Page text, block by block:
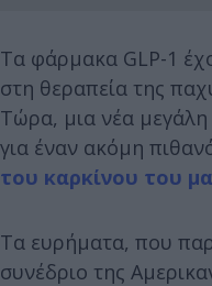
Τα φάρμακα GLP-1
στη θεραπεία της
Τώρα, μια νέα μεγάλη
για έναν ακόμη
του καρκίνου του
Τα ευρήματα, που
συνέδριο της